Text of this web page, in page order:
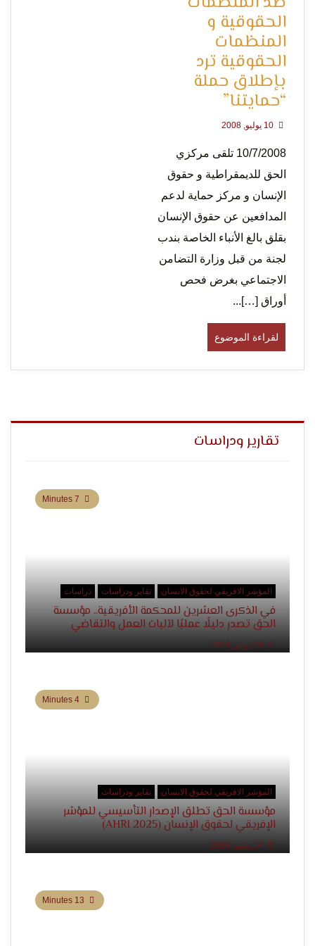
لحرية
الرأي
التعبير
وحقوق
الحقوقية و
المنظمات
الحقوقية ترد
بإطلاق حملة
“حمايتنا”
10 يوليو, 2008
10/7/2008 تلقى مركزي
الحق للديمقراطية و حقوق
الإنسان و مركز حماية لدعم
المدافعين عن حقوق الإنسان
بقلق بالغ الأنباء الخاصة بندب
لجنة من قبل وزارة التضامن
الاجتماعي بغرض فحص
أوراق […]...
لقراءة الموضوع
تقارير ودراسات
المؤشر الافريقي لحقوق الانسان تقاير ودراسات دراسات
في الذكرى العشرين للمحكمة الأفريقية.. مؤسسة
الحق تصدر دليلًا عمليًا لآليات العمل والتقاضي
المؤشر الافريقي لحقوق الانسان تقاير ودراسات
مؤسسة الحق تطلق الإصدار التأسيسي للمؤشر
الإفريقي لحقوق الإنسان (AHRI 2025)